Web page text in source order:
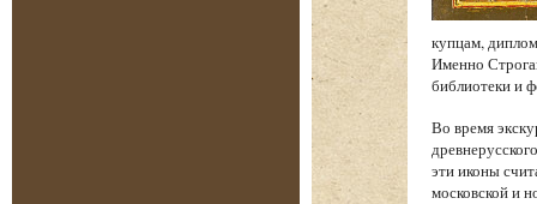
купцам,
Именно
библиотеки и
Во время
эти иконы
московской и